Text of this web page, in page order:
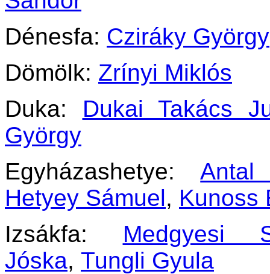
Dénesfa: Cziráky György
Dömölk: Zrínyi Miklós
Duka: Dukai Takács
György
Egyházashetye:Antal
Hetyey Sámuel, Kunoss
Izsákfa: Medgyesi
Jóska, Tungli Gyula